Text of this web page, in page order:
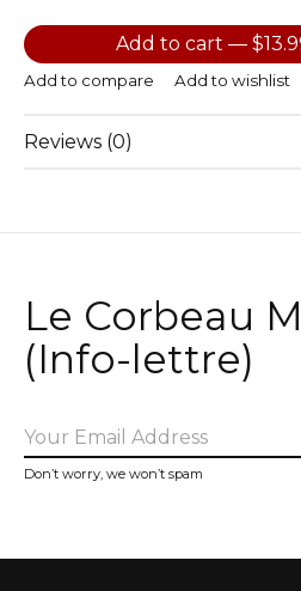
Add to cart —
Add to compare Add to wishlist
Reviews (0)
Le Corbeau
(Info-lettre)
Don’t worry, we won’t spam